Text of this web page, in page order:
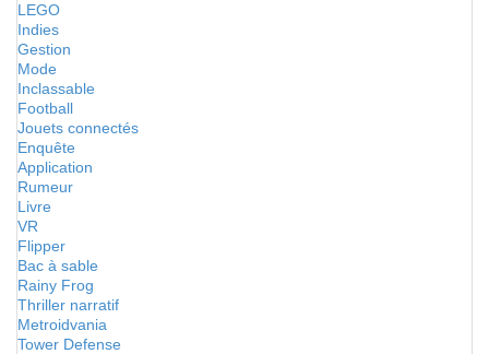
LEGO
Indies
Gestion
Mode
Inclassable
Football
Jouets connectés
Enquête
Application
Rumeur
Livre
VR
Flipper
Bac à sable
Rainy Frog
Thriller narratif
Metroidvania
Tower Defense